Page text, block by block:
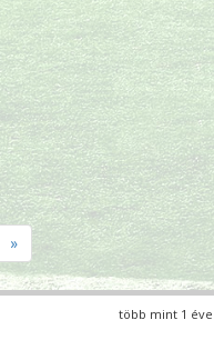
»
több mint 1 éve